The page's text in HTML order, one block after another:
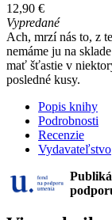
12,90 €
Vypredané
Ach, mrzí nás to, z
nemáme ju na
mať šťastie v
posledné kusy.
Popis knihy
Podrobnosti
Recenzie
Vydavateľstvo